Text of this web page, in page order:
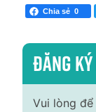
Chia sẻ 0
Đăng
Vui lòng